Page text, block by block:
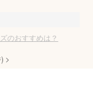
のおすすめは？
>